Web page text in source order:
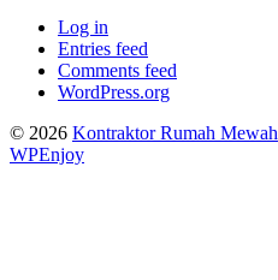
Log in
Entries feed
Comments feed
WordPress.org
© 2026 Kontraktor Rumah Mewah
WPEnjoy